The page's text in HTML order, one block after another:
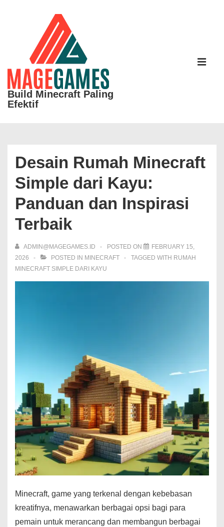
Build Minecraft Paling
Efektif
Main
Desain Rumah Minecraft
Simple dari Kayu:
Panduan dan Inspirasi
Terbaik
ADMIN@MAGEGAMES.ID POSTED ON
FEBRUARY 15,
2026
POSTED IN MINECRAFT TAGGED WITH RUMAH
MINECRAFT SIMPLE DARI KAYU
Minecraft, game yang terkenal dengan kebebasan
kreatifnya, menawarkan berbagai opsi bagi para
pemain untuk merancang dan membangun berbagai